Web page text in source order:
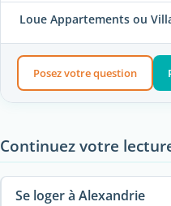
Loue Appartements ou
Posez votre question
Continuez votre
Se loger à Alexandrie